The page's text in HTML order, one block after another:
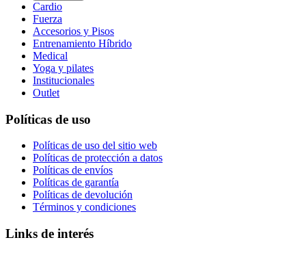
Cardio
Fuerza
Accesorios y Pisos
Entrenamiento Híbrido
Medical
Yoga y pilates
Institucionales
Outlet
Políticas de uso
Políticas de uso del sitio web
Políticas de protección a datos
Políticas de envíos
Políticas de garantía
Políticas de devolución
Términos y condiciones
Links de interés